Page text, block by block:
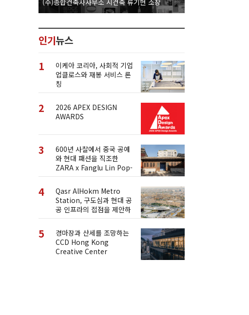
(주)종합건축사사무소 시건축 류기현 소장
인기뉴스
1
이케아 코리아, 사회적 기업
업클로스와 재봉 서비스 론
칭
2
2026 APEX DESIGN
AWARDS
3
600년 사찰에서 중국 공예
와 현대 패션을 직조한
ZARA x Fanglu Lin Pop-
Up
4
Qasr AlHokm Metro
Station, 구도심과 현대 공
공 인프라의 접점을 제안하
다
5
경마장과 산세를 조망하는
CCD Hong Kong
Creative Center